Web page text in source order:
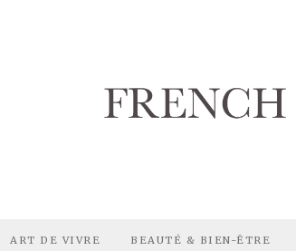
ART DE VIVRE BEAUTÉ & BIEN-ÊTRE